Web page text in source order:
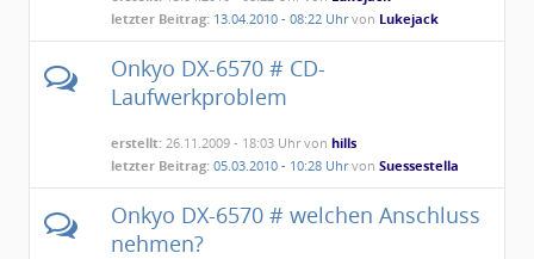
letzter Beitrag: 13.04.2010 - 08:22 Uhrvon Lukejack
Onkyo DX-6570 # CD-
Laufwerkproblem
erstellt: 26.11.2009 - 18:03 Uhr vonhills
letzter Beitrag: 05.03.2010 - 10:28 UhrvonSuessestella
Onkyo DX-6570 # welchen Anschluss
nehmen?